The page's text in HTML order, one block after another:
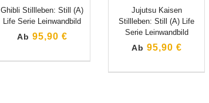
Ghibli Stillleben: Still (A)
Life Serie Leinwandbild
Ab 95,90 €
Jujutsu Kaisen
Stillleben: Still (A) Life
Serie Leinwandbild
Ab 95,90 €